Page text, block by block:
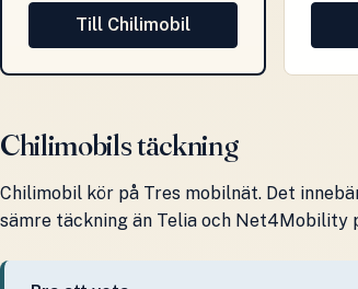
Till Chilimobil
Chilimobils täckning
Chilimobil kör på Tres mobilnät. Det
sämre täckning än Telia och Net4Mobility